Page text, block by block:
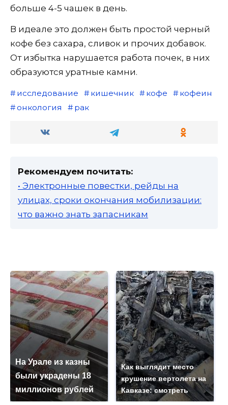
больше 4-5 чашек в день.
В идеале это должен быть простой черный
кофе без сахара, сливок и прочих добавок.
От избытка нарушается работа почек, в них
образуются уратные камни.
исследование кишечник кофе
кофеин
онкология
рак
Рекомендуем почитать:
• Электронные повестки, рейды на
улицах, сроки окончания мобилизации:
что важно знать запасникам
На Урале из казны
были украдены 18
миллионов рублей
Как выглядит место
крушение вертолета на
Кавказе: смотреть